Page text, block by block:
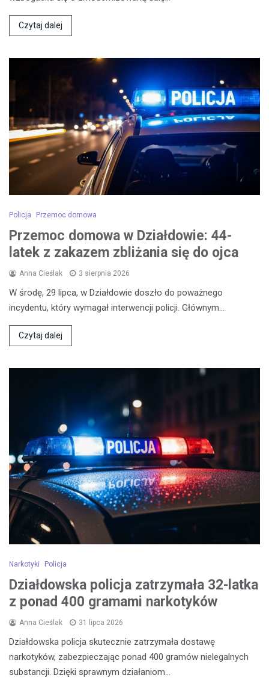
Czytaj dalej
Policja Przemoc domowa
Przemoc domowa w Działdowie: 44-
latek z zakazem zbliżania się do ojca
Anna Cieślak 3 sierpnia 2026
W środę, 29 lipca, w Działdowie doszło do poważnego
incydentu, który wymagał interwencji policji. Głównym…
Czytaj dalej
Narkotyki Policja
Działdowska policja zatrzymała 32-latka
z ponad 400 gramami narkotyków
Anna Cieślak 31 lipca 2026
Działdowska policja skutecznie zatrzymała dostawę
narkotyków, zabezpieczając ponad 400 gramów nielegalnych
substancji. Dzięki sprawnym działaniom…